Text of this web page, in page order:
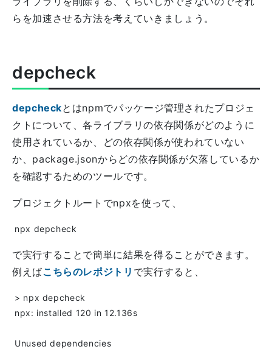
らを加速させる方法を考えていきましょう。
depcheck
depcheckとはnpmでパッケージ管理されたプロジェ
クトについて、各ライブラリの依存関係がどのように
使用されているか、どの依存関係が使われていない
か、package.jsonからどの依存関係が欠落しているか
を確認するためのツールです。
プロジェクトルートでnpxを使って、
で実行することで簡単に結果を得ることができます。
例えばこちらのレポジトリ で実行すると、